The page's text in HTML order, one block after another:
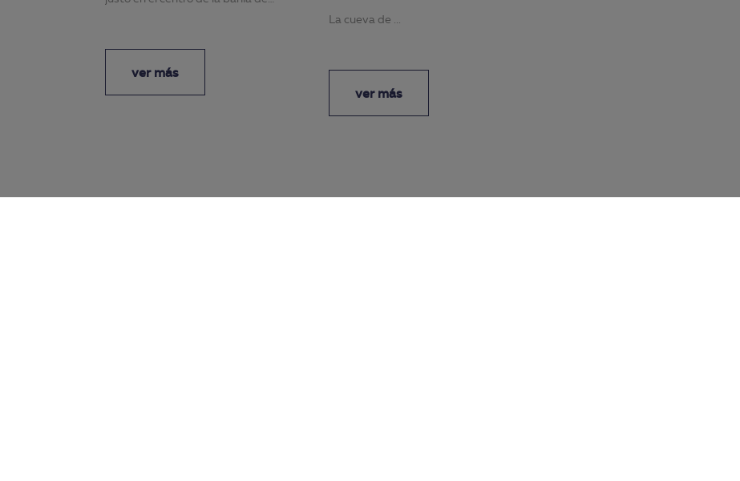
ver más
La cueva de ...
ver más